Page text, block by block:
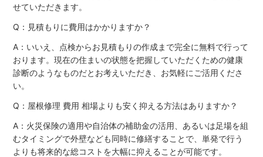
せていただきます。
Q：見積もりに費用はかかりますか？
A：いいえ、点検からお見積もりの作成まで完全に無料で行って
おります。現在の住まいの状態を把握していただくための健康
診断のようなものだとお考えいただき、お気軽にご活用くださ
い。
Q：屋根修理 費用 相場よりも安く抑える方法はありますか？
A：火災保険の適用や自治体の補助金の活用、あるいは足場を組
むタイミングで外壁なども同時に修繕することで、単発で行う
よりも将来的な総コストを大幅に抑えることが可能です。